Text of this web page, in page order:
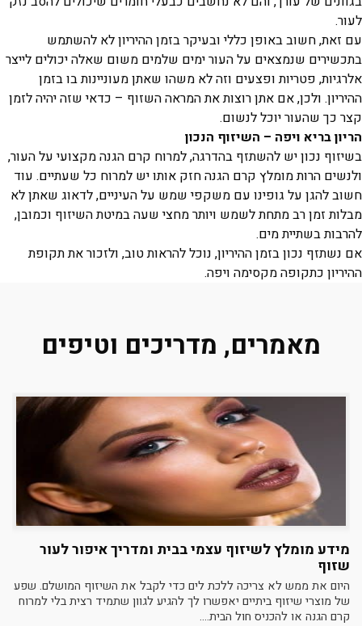
לעור.
עם זאת, חשוב באופן כללי ובעיקר בזמן ההיריון לא להשתמש
בתכשירים שנמצאים על העור ימים שלמים משום שאלה יכולים לייצר
אלרגיות, פטריות ופצעים וזה לא משהו שאתן מעוניינות בו בזמן
ההיריון. ולכן, אם אתן רוצות את המראה השזוף – כדאי שזה יהיה לזמן
קצר כך שהעור יוכל לנשום.
הריון בריא ויפה – השיזוף הנכון
בשיזוף נכון יש להשתזף בהדרגה, למרוח קרם הגנה מקצועי על העור,
ולנשים הרות מומלץ קרם הגנה חזק אותו יש למרוח כל שעתיים. עוד
חשוב להגן על גופינו עם משקפי שמש על העיניים, לדאוג שאתן לא
מבלות זמן רב מתחת לשמש ויותר מחצי שעה במיטת השיזוף וכמובן,
להרבות בשתיית מים.
אם נשתזף נכון בזמן ההיריון, נוכל להראות טוב, ולזכור את תקופת
ההיריון כתקופה מקסימה ויפה.
מאמרים, מדריכים וטיפים
מידע מומלץ לשיזוף עצמי בבית ומדריך איפור לעור
שזוף
היום את ממש לא צריכה ללכת לים כדי לקבל את השיזוף המושלם. שפע
של מוצרי שיזוף ביתיים יאפשרו לך להגיע לגוון שתמיד רצית בלי למרוח
קרם הגנה או להכניס חול הבית....